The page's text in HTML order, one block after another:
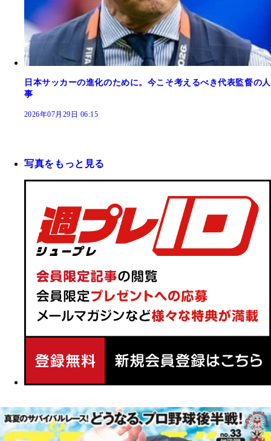
日本サッカーの進化のために。今こそ考えるべき代表監督の人
事
2026年07月29日 06:15
写真をもっと見る